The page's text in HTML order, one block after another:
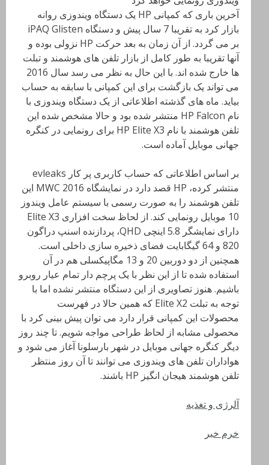
آخرین باری که کمپانی HP یک دستگاه ویندوزی روانه
بازار کرد به تقریبا 7 سال پیش و دستگاه iPAQ Glisten
بر می گردد. از آن زمان به بعد حرکت HP نزولی بوده و
آنها تقریبا به طور کامل از بازار تلفن های هوشمند و تبلت
ها خارج شده اند. با این حال به نظر می رسد سال 2016
می تواند یک بازگشت برای این کمپانی با سابقه به حساب
بیاید. ماه های گذشته اطلاعاتی از یک دستگاه ویندوزی با
نام HP Falcon منتشر شده بود و حالا مشخص شده این
تلفن هوشمند با نام HP Elite X3 برای رونمایی در کنگره
جهانی موبایل آماده است.
بر اساس اطلاعاتی که حساب کاربری پر کار evleaks
منتشر کرده، HP قصد دارد در نمایشگاه MWC 2016 این
تلفن هوشمند را به صورت رسمی با سیستم عامل ویندوز
10 موبایل رونمایی کند. از لحاظ سخت افزاری Elite X3
دارای نمایشگر 5.8 اینچی QHD، پردازنده اسنپ دراگون
820 و 64 گیگابایت فضای ذخیره سازی داخلی است.
همچنین از دو دوربین 20 و 13 مگاپیکسلی هم در آن
استفاده شده تا از این نظر با یک پرچم دار تمام عیار روبرو
باشیم. هنوز تصاویری از این دستگاه منتشر نشده اما با
توجه به تبلت Elite X2 که همین حالا در فهرست
محصولات این کمپانی قرار دارد می توان پیش بینی کرد با
محصولی مشابه از لحاظ طراحی مواجه شویم. تا چند روز
دیگر کنگره جهانی موبایل در شهر بارسلونا آغاز می شود و
هواداران تلفن های ویندوزی می توانند تا آن روز منتظر
تلفن هوشمند هیجان انگیز HP باشند.
آلرژی و تغذیه
خرم خبر